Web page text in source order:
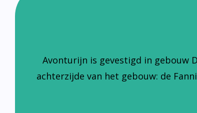
achterzijde van het gebouw: de